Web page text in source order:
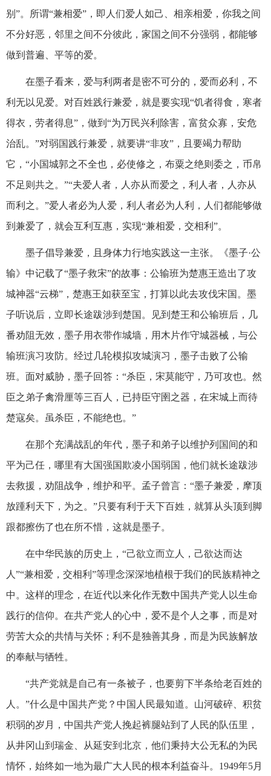
别”。所谓“兼相爱”，即人们爱人如己、相亲相爱，你我之间
不分好恶，邻里之间不分彼此，家国之间不分强弱，都能够
做到普遍、平等的爱。
在墨子看来，爱与利两者是密不可分的，爱而必利，不
利无以见爱。对百姓践行兼爱，就是要实现“饥者得食，寒者
得衣，劳者得息”，做到“为万民兴利除害，富贫众寡，安危
治乱。”对弱国践行兼爱，就要讲“非攻”，且要竭力帮助
它，“小国城郭之不全也，必使修之，布粟之绝则委之，币帛
不足则共之。”“夫爱人者，人亦从而爱之，利人者，人亦从
而利之。”爱人者必为人爱，利人者必为人利，人们都能够做
到兼爱了，就会互利互惠，实现“兼相爱，交相利”。
墨子倡导兼爱，且身体力行地实践这一主张。《墨子·公
输》中记载了“墨子救宋”的故事：公输班为楚惠王造出了攻
城神器“云梯”，楚惠王如获至宝，打算以此去攻伐宋国。墨
子听说后，立即长途跋涉到楚国。见到楚王和公输班后，几
番劝阻无效，墨子用衣带作城墙，用木片作守城器械，与公
输班演习攻防。经过几轮模拟攻城演习，墨子击败了公输
班。面对威胁，墨子回答：“杀臣，宋莫能守，乃可攻也。然
臣之弟子禽滑厘等三百人，已持臣守圉之器，在宋城上而待
楚寇矣。虽杀臣，不能绝也。”
在那个充满战乱的年代，墨子和弟子以维护列国间的和
平为己任，哪里有大国强国欺凌小国弱国，他们就长途跋涉
去救援，劝阻战争，维护和平。孟子曾言：“墨子兼爱，摩顶
放踵利天下，为之。”只要有利于天下百姓，就算从头顶到脚
跟都擦伤了也在所不惜，这就是墨子。
在中华民族的历史上，“己欲立而立人，己欲达而达
人”“兼相爱，交相利”等理念深深地植根于我们的民族精神之
中。这样的理念，在近代以来化作无数中国共产党人以生命
践行的信仰。在共产党人的心中，爱不是个人之事，而是对
劳苦大众的共情与关怀；利不是独善其身，而是为民族解放
的奉献与牺牲。
“共产党就是自己有一条被子，也要剪下半条给老百姓的
人。”什么是中国共产党？中国人民最知道。山河破碎、积贫
积弱的岁月，中国共产党人挽起裤腿站到了人民的队伍里，
从井冈山到瑞金、从延安到北京，他们秉持大公无私的为民
情怀，始终如一地为最广大人民的根本利益奋斗。1949年5月